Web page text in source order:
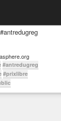
#antredugreg
#prixlibre